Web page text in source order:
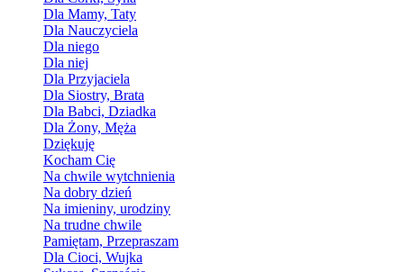
Dla Mamy, Taty
Dla Nauczyciela
Dla niego
Dla niej
Dla Przyjaciela
Dla Siostry, Brata
Dla Babci, Dziadka
Dla Żony, Męża
Dziękuję
Kocham Cię
Na chwile wytchnienia
Na dobry dzień
Na imieniny, urodziny
Na trudne chwile
Pamiętam, Przepraszam
Dla Cioci, Wujka